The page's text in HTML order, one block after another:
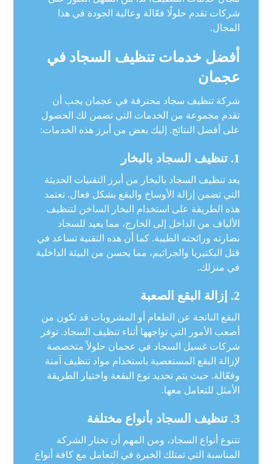
شركات تقدم حلولًا فعّالة وعالية الجودة في هذا
المجال.
أفضل خدمات تنظيف السجاد في
عجمان
شركة تنظيف سجاد محترفة في عجمان يجب أن
تقدم مجموعة من الخدمات التي تضمن لك الحصول
على أفضل النتائج. إليك بعض من أبرز هذه الخدمات:
1. تنظيف السجاد بالبخار
يعد تنظيف السجاد بالبخار من أبرز التقنيات الحديثة
التي تضمن إزالة الأوساخ والبقع بشكل فعال. تعتمد
هذه الطريقة على استخدام البخار الساخن لتنظيف
الألياف من الداخل إلى الخارج، مما يعيد للسجاد
نضارته ورائحته الطيبة. كما أن هذه التقنية تساعد في
قتل البكتيريا والجراثيم، مما يحسن من البيئة الداخلية
في منزلك.
2. إزالة البقع الصعبة
البقع الناتجة عن الطعام أو المشروبات قد تكون من
أصعب الأمور التي تواجهها أثناء تنظيف السجاد. توفر
شركات غسيل السجاد في عجمان حلولاً متخصصة
لإزالة البقع المستعصية باستخدام مواد تنظيف آمنة
وفعّالة. حيث يتم تحديد نوع البقعة واختيار الطريقة
الأمثل للتعامل معها.
3. تنظيف السجاد بأنواع مختلفة
تتنوع أنواع السجاد، ومن المهم أن تختار الشركة
المناسبة التي تمتلك الخبرة في التعامل مع كافة أنواع